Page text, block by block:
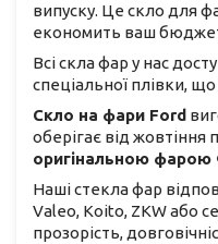
випуску. Це скло для
економить ваш
Всі скла фар у нас
спеціальної плівки,
Скло на фари Ford
оберігає від жовтіння
оригінальною
Наші стекла фар
Valeo, Koito, ZKW або
прозорість,